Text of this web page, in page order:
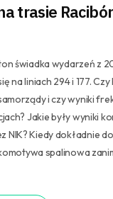
trasie
świadka wydarzeń z
na liniach 294 i 177.
i czy wyniki
Jakie były wyniki
Kiedy dokładnie
spalinowa